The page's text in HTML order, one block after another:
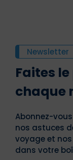
Newsletter
Faites
chaque
Abonnez-
nos astuces
voyage et
dans votre